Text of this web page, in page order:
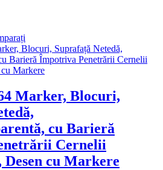
Marker, Blocuri,
cu Barieră
Cernelii
Desen cu Markere